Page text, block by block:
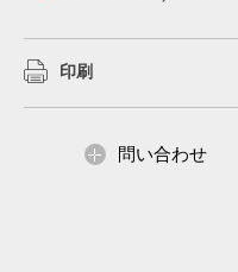
印刷
問い合わせ